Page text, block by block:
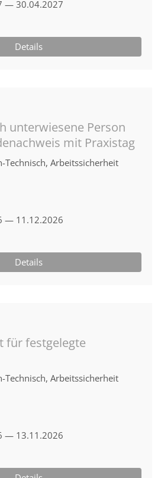
— 30.04.2027
Details
unterwiesene Person
mit Praxistag
Technisch, Arbeitssicherheit
— 11.12.2026
Details
für festgelegte
Technisch, Arbeitssicherheit
— 13.11.2026